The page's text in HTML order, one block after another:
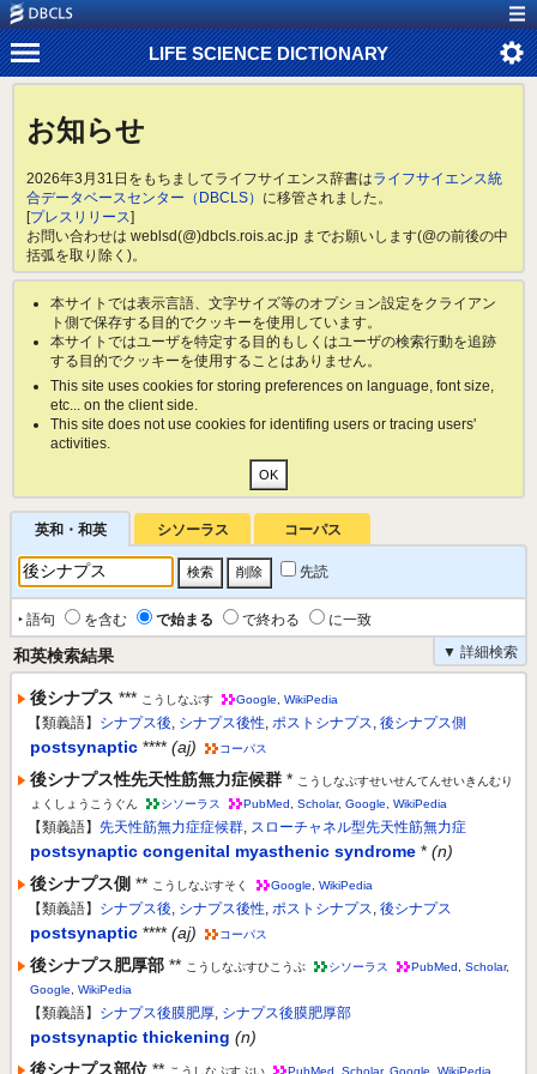
LIFE SCIENCE DICTIONARY
お知らせ
2026年3月31日をもちましてライフサイエンス辞書はライフサイエンス統
合データベースセンター（DBCLS） に移管されました。
[プレスリリース]
お問い合わせは weblsd(@)dbcls.rois.ac.jp までお願いします(@の前後の中
括弧を取り除く)。
本サイトでは表示言語、文字サイズ等のオプション設定をクライアン
ト側で保存する目的でクッキーを使用しています。
本サイトではユーザを特定する目的もしくはユーザの検索行動を追跡
する目的でクッキーを使用することはありません。
This site uses cookies for storing preferences on language, font size,
etc... on the client side.
This site does not use cookies for identifing users or tracing users'
activities.
英和・和英 シソーラス コーパス
先読
‣ 語句 を含む で始まる で終わる
に一致
▼ 詳細検索
和英検索結果
後シナプス *** こうしなぷす Google WikiPedia
【類義語】 シナプス後, シナプス後性, ポストシナプス, 後シナプス側
postsynaptic **** (aj) コーパス
後シナプス性先天性筋無力症候群 * こうしなぷすせいせんてんせいきんむり
ょくしょうこうぐん
シソーラス PubMed Scholar, Google WikiPedia
【類義語】 先天性筋無力症症候群, スローチャネル型先天性筋無力症
postsynaptic congenital myasthenic syndrome * (n)
後シナプス側 ** こうしなぷすそく Google WikiPedia
【類義語】 シナプス後, シナプス後性, ポストシナプス, 後シナプス
postsynaptic **** (aj) コーパス
後シナプス肥厚部 ** こうしなぷすひこうぶ シソーラス PubMed Scholar,
Google
WikiPedia
【類義語】 シナプス後膜肥厚, シナプス後膜肥厚部
postsynaptic thickening (n)
後シナプス部位 ** こうしなぷすぶい PubMed Scholar, Google WikiPedia